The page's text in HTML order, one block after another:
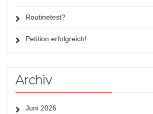
Routinetest?
Petition erfolgreich!
Archiv
Juni 2026